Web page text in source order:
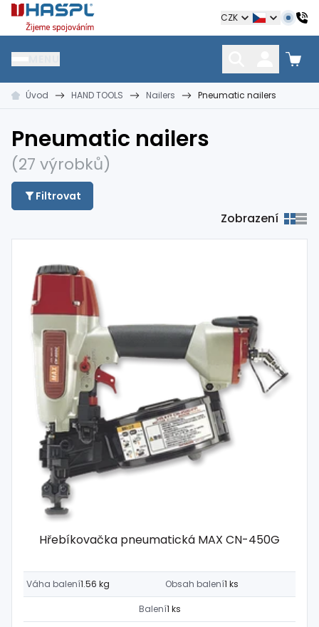
Hašpl CZK
HŘEBÍKY SPOJOVACÍ MATERIÁL KOTEVNÍ TECHNIKA
Úvod HAND TOOLS Nailers Pneumatic nailers
Pneumatic nailers
(27 výrobků)
Filtrovat
Zobrazení
Hřebíkovačka pneumatická MAX CN-450G
Váha balení1.56 kg Obsah balení1 ks
Balení1 ks